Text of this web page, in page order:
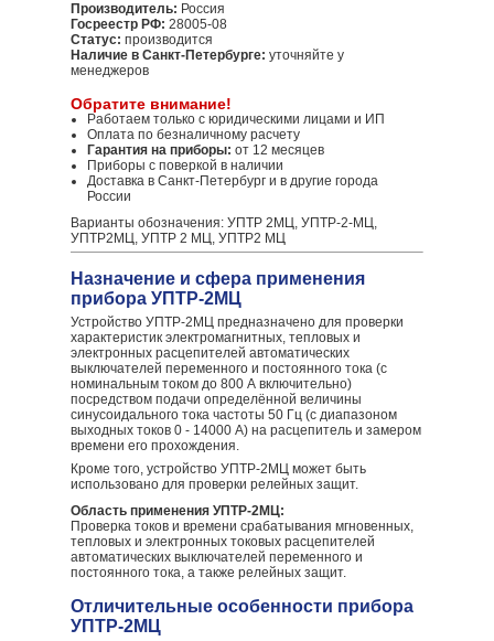
Производитель: Россия
Госреестр РФ: 28005-08
Статус: производится
Наличие в Санкт-Петербурге: уточняйте у
менеджеров
Обратите внимание!
Работаем только с юридическими лицами и ИП
Оплата по безналичному расчету
Гарантия на приборы: от 12 месяцев
Приборы с поверкой в наличии
Доставка в Санкт-Петербург и в другие города
России
Варианты обозначения: УПТР 2МЦ, УПТР-2-МЦ,
УПТР2МЦ, УПТР 2 МЦ, УПТР2 МЦ
Назначение и сфера применения
прибора УПТР-2МЦ
Устройство УПТР-2МЦ предназначено для проверки
характеристик электромагнитных, тепловых и
электронных расцепителей автоматических
выключателей переменного и постоянного тока (с
номинальным током до 800 А включительно)
посредством подачи определённой величины
синусоидального тока частоты 50 Гц (с диапазоном
выходных токов 0 - 14000 А) на расцепитель и замером
времени его прохождения.
Кроме того, устройство УПТР-2МЦ может быть
использовано для проверки релейных защит.
Область применения УПТР-2МЦ:
Проверка токов и времени срабатывания мгновенных,
тепловых и электронных токовых расцепителей
автоматических выключателей переменного и
постоянного тока, а также релейных защит.
Отличительные особенности прибора
УПТР-2МЦ